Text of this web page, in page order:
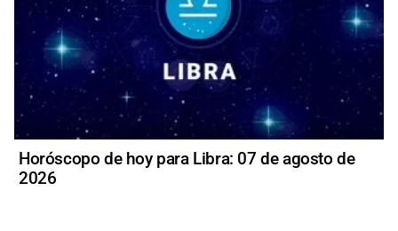
Horóscopo de hoy para Libra: 07 de agosto de
2026